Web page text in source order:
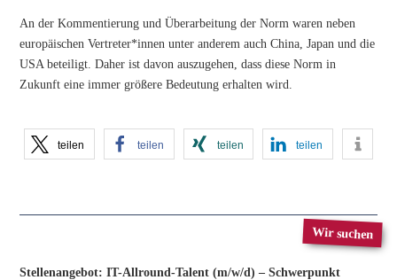
An der Kommentierung und Überarbeitung der Norm waren neben
europäischen Vertreter*innen unter anderem auch China, Japan und die
USA beteiligt. Daher ist davon auszugehen, dass diese Norm in
Zukunft eine immer größere Bedeutung erhalten wird.
teilen teilen teilen teilen
Wir suchen
Stellenangebot: IT-Allround-Talent (m/w/d) – Schwerpunkt